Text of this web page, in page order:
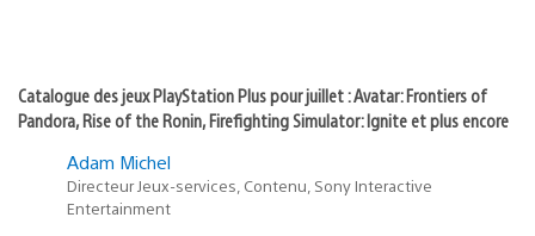
Catalogue des jeux PlayStation Plus pour juillet : Avatar: Frontiers of
Pandora, Rise of the Ronin, Firefighting Simulator: Ignite et plus encore
Adam Michel
Directeur Jeux-services, Contenu, Sony Interactive
Entertainment